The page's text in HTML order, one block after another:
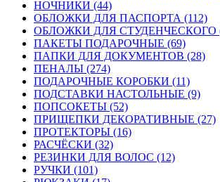
НОЧНИКИ (44)
ОБЛОЖКИ ДЛЯ ПАСПОРТА (112)
ОБЛОЖКИ ДЛЯ СТУДЕНЧЕСКОГО
ПАКЕТЫ ПОДАРОЧНЫЕ (69)
ПАПКИ ДЛЯ ДОКУМЕНТОВ (28)
ПЕНАЛЫ (274)
ПОДАРОЧНЫЕ КОРОБКИ (11)
ПОДСТАВКИ НАСТОЛЬНЫЕ (9)
ПОПСОКЕТЫ (52)
ПРИЩЕПКИ ДЕКОРАТИВНЫЕ (27)
ПРОТЕКТОРЫ (16)
РАСЧЁСКИ (32)
РЕЗИНКИ ДЛЯ ВОЛОС (12)
РУЧКИ (101)